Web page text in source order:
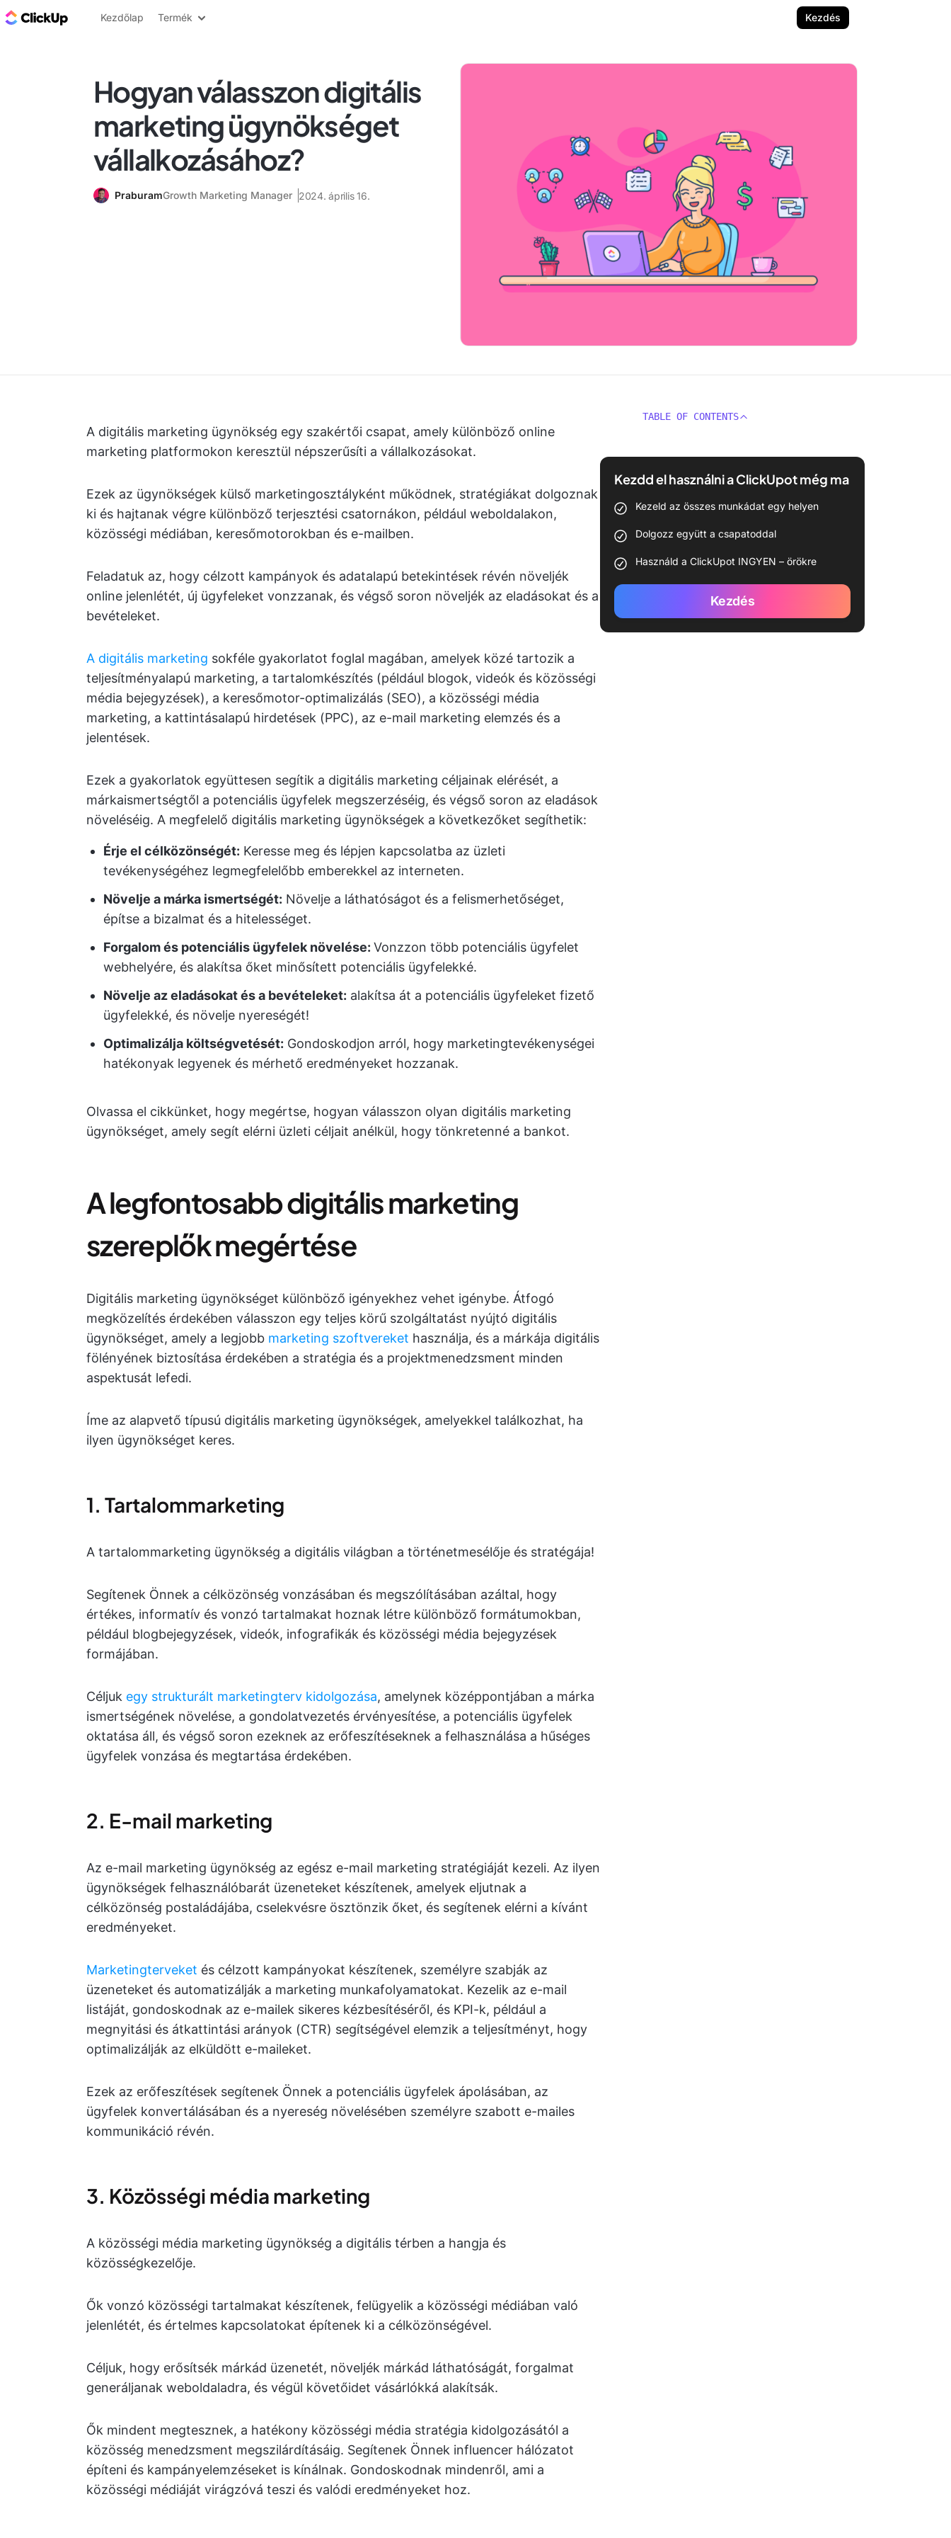
ClickUp blog
Kezdőlap Termék Kezdés
Hogyan válasszon digitális
marketing ügynökséget
vállalkozásához?
PraburamGrowth Marketing Manager 2024. április 16.
A digitális marketing ügynökség egy szakértői csapat, amely különböző online
marketing platformokon keresztül népszerűsíti a vállalkozásokat.
Ezek az ügynökségek külső marketingosztályként működnek, stratégiákat dolgoznak
ki és hajtanak végre különböző terjesztési csatornákon, például weboldalakon,
közösségi médiában, keresőmotorokban és e-mailben.
Feladatuk az, hogy célzott kampányok és adatalapú betekintések révén növeljék
online jelenlétét, új ügyfeleket vonzzanak, és végső soron növeljék az eladásokat és a
bevételeket.
A digitális marketing sokféle gyakorlatot foglal magában, amelyek közé tartozik a
teljesítményalapú marketing, a tartalomkészítés (például blogok, videók és közösségi
média bejegyzések), a keresőmotor-optimalizálás (SEO), a közösségi média
marketing, a kattintásalapú hirdetések (PPC), az e-mail marketing elemzés és a
jelentések.
Ezek a gyakorlatok együttesen segítik a digitális marketing céljainak elérését, a
márkaismertségtől a potenciális ügyfelek megszerzéséig, és végső soron az eladások
növeléséig. A megfelelő digitális marketing ügynökségek a következőket segíthetik:
Érje el célközönségét: Keresse meg és lépjen kapcsolatba az üzleti
tevékenységéhez legmegfelelőbb emberekkel az interneten.
Növelje a márka ismertségét: Növelje a láthatóságot és a felismerhetőséget,
építse a bizalmat és a hitelességet.
Forgalom és potenciális ügyfelek növelése: Vonzzon több potenciális ügyfelet
webhelyére, és alakítsa őket minősített potenciális ügyfelekké.
Növelje az eladásokat és a bevételeket: alakítsa át a potenciális ügyfeleket fizető
ügyfelekké, és növelje nyereségét!
Optimalizálja költségvetését: Gondoskodjon arról, hogy marketingtevékenységei
hatékonyak legyenek és mérhető eredményeket hozzanak.
Olvassa el cikkünket, hogy megértse, hogyan válasszon olyan digitális marketing
ügynökséget, amely segít elérni üzleti céljait anélkül, hogy tönkretenné a bankot.
A legfontosabb digitális marketing
szereplők megértése
Digitális marketing ügynökséget különböző igényekhez vehet igénybe. Átfogó
megközelítés érdekében válasszon egy teljes körű szolgáltatást nyújtó digitális
ügynökséget, amely a legjobb marketing szoftvereket használja, és a márkája digitális
fölényének biztosítása érdekében a stratégia és a projektmenedzsment minden
aspektusát lefedi.
Íme az alapvető típusú digitális marketing ügynökségek, amelyekkel találkozhat, ha
ilyen ügynökséget keres.
1. Tartalommarketing
A tartalommarketing ügynökség a digitális világban a történetmesélője és stratégája!
Segítenek Önnek a célközönség vonzásában és megszólításában azáltal, hogy
értékes, informatív és vonzó tartalmakat hoznak létre különböző formátumokban,
például blogbejegyzések, videók, infografikák és közösségi média bejegyzések
formájában.
Céljuk egy strukturált marketingterv kidolgozása, amelynek középpontjában a márka
ismertségének növelése, a gondolatvezetés érvényesítése, a potenciális ügyfelek
oktatása áll, és végső soron ezeknek az erőfeszítéseknek a felhasználása a hűséges
ügyfelek vonzása és megtartása érdekében.
2. E-mail marketing
Az e-mail marketing ügynökség az egész e-mail marketing stratégiáját kezeli. Az ilyen
ügynökségek felhasználóbarát üzeneteket készítenek, amelyek eljutnak a
célközönség postaládájába, cselekvésre ösztönzik őket, és segítenek elérni a kívánt
eredményeket.
Marketingterveket és célzott kampányokat készítenek, személyre szabják az
üzeneteket és automatizálják a marketing munkafolyamatokat. Kezelik az e-mail
listáját, gondoskodnak az e-mailek sikeres kézbesítéséről, és KPI-k, például a
megnyitási és átkattintási arányok (CTR) segítségével elemzik a teljesítményt, hogy
optimalizálják az elküldött e-maileket.
Ezek az erőfeszítések segítenek Önnek a potenciális ügyfelek ápolásában, az
ügyfelek konvertálásában és a nyereség növelésében személyre szabott e-mailes
kommunikáció révén.
3. Közösségi média marketing
A közösségi média marketing ügynökség a digitális térben a hangja és
közösségkezelője.
Ők vonzó közösségi tartalmakat készítenek, felügyelik a közösségi médiában való
jelenlétét, és értelmes kapcsolatokat építenek ki a célközönségével.
Céljuk, hogy erősítsék márkád üzenetét, növeljék márkád láthatóságát, forgalmat
generáljanak weboldaladra, és végül követőidet vásárlókká alakítsák.
Ők mindent megtesznek, a hatékony közösségi média stratégia kidolgozásától a
közösség menedzsment megszilárdításáig. Segítenek Önnek influencer hálózatot
építeni és kampányelemzéseket is kínálnak. Gondoskodnak mindenről, ami a
közösségi médiáját virágzóvá teszi és valódi eredményeket hoz.
TABLE OF CONTENTS
Kezdd el használni a ClickUpot még ma
Kezeld az összes munkádat egy helyen
Dolgozz együtt a csapatoddal
Használd a ClickUpot INGYEN – örökre
Kezdés